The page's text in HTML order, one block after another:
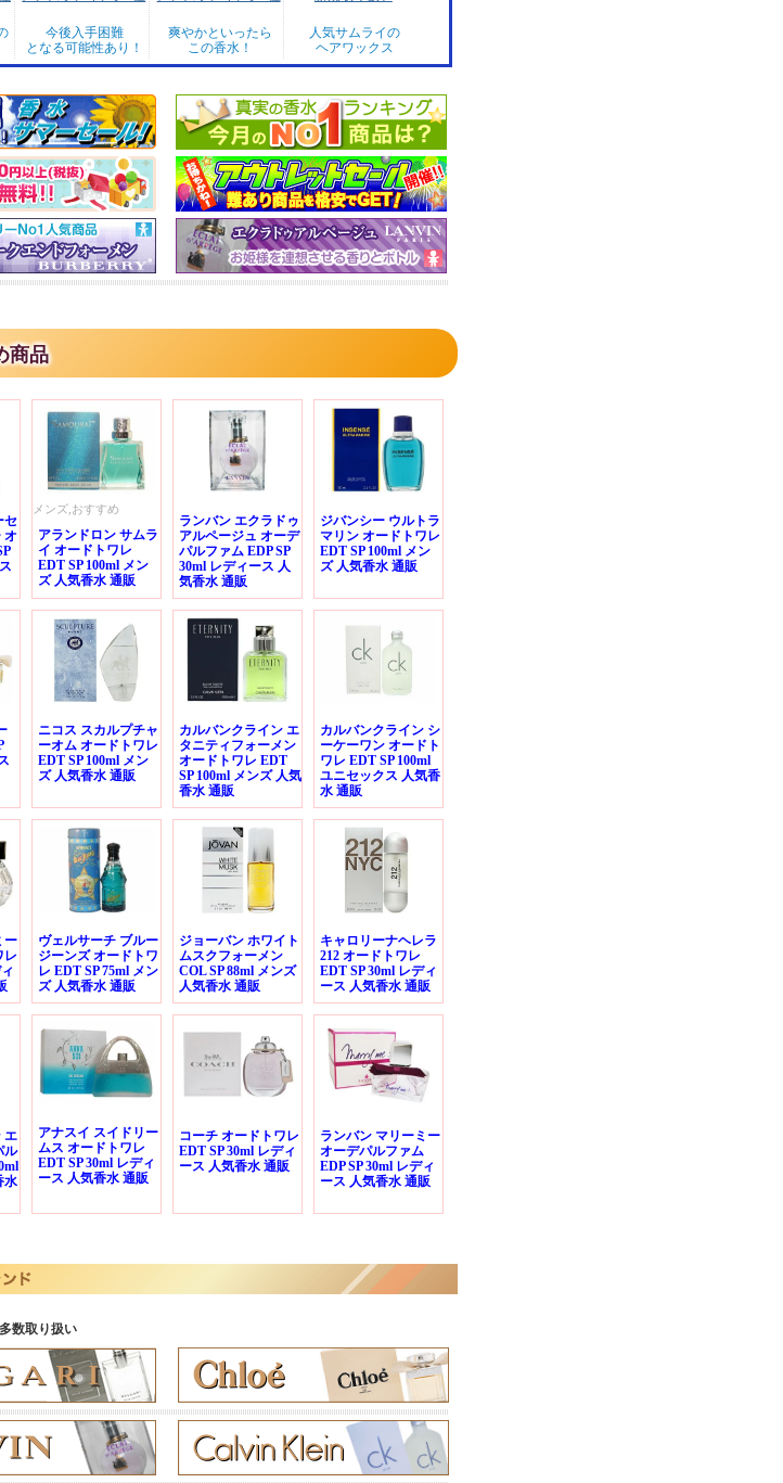
今後入手困難
となる可能性あり！
爽やかといったら
この香水！
人気サムライの
ヘアワックス
商品
セ
オ
メンズ,おすすめ
アランドロン サムラ
イ オードトワレ
EDT SP 100ml メン
ズ 人気香水 通販
ランバン エクラドゥ
アルページュ オーデ
パルファム EDP SP
30ml レディース 人
気香水 通販
ジバンシー ウルトラ
マリン オードトワレ
EDT SP 100ml メン
ズ 人気香水 通販
ニコス スカルプチャ
ーオム オードトワレ
EDT SP 100ml メン
ズ 人気香水 通販
カルバンクライン エ
タニティフォーメン
オードトワレ EDT
SP 100ml メンズ 人気
香水 通販
カルバンクライン シ
ーケーワン オードト
ワレ EDT SP 100ml
ユニセックス 人気香
水 通販
ー
レ
ヴェルサーチ ブルー
ジーンズ オードトワ
レ EDT SP 75ml メン
ズ 人気香水 通販
ジョーバン ホワイト
ムスクフォーメン
COL SP 88ml メンズ
人気香水 通販
キャロリーナヘレラ
212 オードトワレ
EDT SP 30ml レディ
ース 人気香水 通販
エ
ル
水
アナスイ スイドリー
ムス オードトワレ
EDT SP 30ml レディ
ース 人気香水 通販
コーチ オードトワレ
EDT SP 30ml レディ
ース 人気香水 通販
ランバン マリーミー
オーデパルファム
EDP SP 30ml レディ
ース 人気香水 通販
数取り扱い